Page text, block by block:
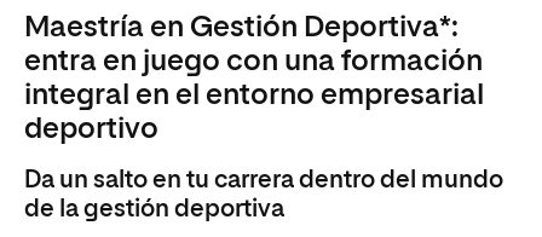
Maestría en Gestión Deportiva*:
entra en juego con una formación
integral en el entorno empresarial
deportivo
Da un salto en tu carrera dentro del mundo
de la gestión deportiva